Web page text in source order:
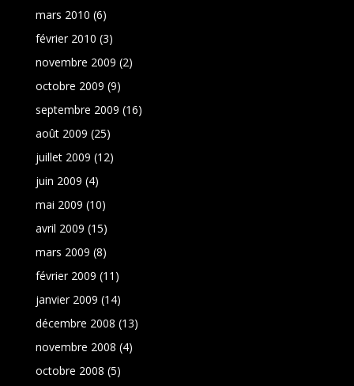
mars 2010 (6)
février 2010 (3)
novembre 2009 (2)
octobre 2009 (9)
septembre 2009 (16)
août 2009 (25)
juillet 2009 (12)
juin 2009 (4)
mai 2009 (10)
avril 2009 (15)
mars 2009 (8)
février 2009 (11)
janvier 2009 (14)
décembre 2008 (13)
novembre 2008 (4)
octobre 2008 (5)